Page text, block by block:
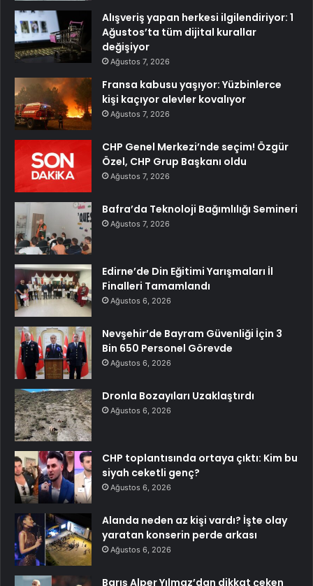
Alışveriş yapan herkesi ilgilendiriyor: 1
Ağustos’ta tüm dijital kurallar
değişiyor
Ağustos 7, 2026
Fransa kabusu yaşıyor: Yüzbinlerce
kişi kaçıyor alevler kovalıyor
Ağustos 7, 2026
CHP Genel Merkezi’nde seçim! Özgür
Özel, CHP Grup Başkanı oldu
Ağustos 7, 2026
Bafra’da Teknoloji Bağımlılığı Semineri
Ağustos 7, 2026
Edirne’de Din Eğitimi Yarışmaları İl
Finalleri Tamamlandı
Ağustos 6, 2026
Nevşehir’de Bayram Güvenliği İçin 3
Bin 650 Personel Görevde
Ağustos 6, 2026
Dronla Bozayıları Uzaklaştırdı
Ağustos 6, 2026
CHP toplantısında ortaya çıktı: Kim bu
siyah ceketli genç?
Ağustos 6, 2026
Alanda neden az kişi vardı? İşte olay
yaratan konserin perde arkası
Ağustos 6, 2026
Barış Alper Yılmaz’dan dikkat çeken